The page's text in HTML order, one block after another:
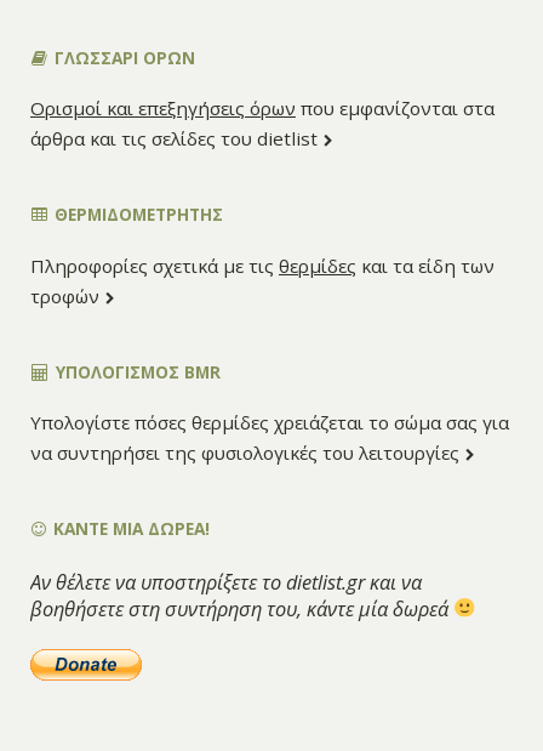
ΓΛΩΣΣΑΡΙ ΟΡΩΝ
Ορισμοί και επεξηγήσεις όρων που εμφανίζονται στα
άρθρα και τις σελίδες του dietlist
ΘΕΡΜΙΔΟΜΕΤΡΗΤΗΣ
Πληροφορίες σχετικά με τις θερμίδες και τα είδη των
τροφών
ΥΠΟΛΟΓΙΣΜΌΣ BMR
Υπολογίστε πόσες θερμίδες χρειάζεται το σώμα σας για
να συντηρήσει της φυσιολογικές του λειτουργίες
ΚΑΝΤΕ ΜΙΑ ΔΩΡΕΑ!
Αν θέλετε να υποστηρίξετε το dietlist.gr και να
βοηθήσετε στη συντήρηση του, κάντε μία δωρεά